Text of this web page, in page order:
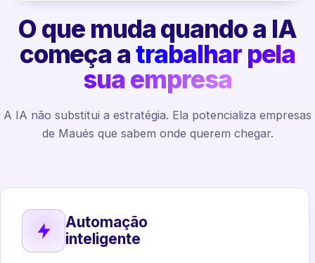
O que muda quando a IA
começa atrabalhar pela
sua empresa
A IA não substitui a estratégia. Ela potencializa empresas
de Maués que sabem onde querem chegar.
Automação
inteligente